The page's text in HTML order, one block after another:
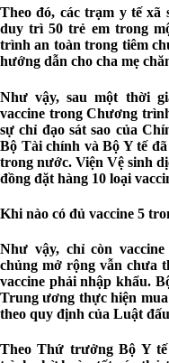
Theo đó, các trạm y tế xã
duy trì 50 trẻ em trong
trình an toàn trong tiêm
hướng dẫn cho cha mẹ
Như vậy, sau một thời
vaccine trong Chương
sự chỉ đạo sát sao của
Bộ Tài chính và Bộ Y tế
trong nước. Viện Vệ sinh
đồng đặt hàng 10 loại
Khi nào có đủ vaccine 5
Như vậy, chỉ còn
chủng mở rộng vẫn chưa
vaccine phải nhập khẩu.
Trung ương thực hiện
theo quy định của Luật
Theo Thứ trưởng Bộ Y